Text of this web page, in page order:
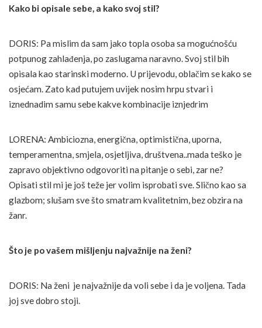
Kako bi opisale sebe, a kako svoj stil?
DORIS: Pa mislim da sam jako topla osoba sa mogućnošću
potpunog zahlađenja, po zaslugama naravno. Svoj stil bih
opisala kao starinski moderno. U prijevodu, oblačim se kako se
osjećam. Zato kad putujem uvijek nosim hrpu stvari i
iznednadim samu sebe kakve kombinacije iznjedrim
LORENA: Ambiciozna, energična, optimistična, uporna,
temperamentna, smjela, osjetljiva, društvena..mada teško je
zapravo objektivno odgovoriti na pitanje o sebi, zar ne?
Opisati stil mi je još teže jer volim isprobati sve. Slično kao sa
glazbom; slušam sve što smatram kvalitetnim, bez obzira na
žanr.
Što je po vašem mišljenju najvažnije na ženi?
DORIS: Na ženi je najvažnije da voli sebe i da je voljena. Tada
joj sve dobro stoji.